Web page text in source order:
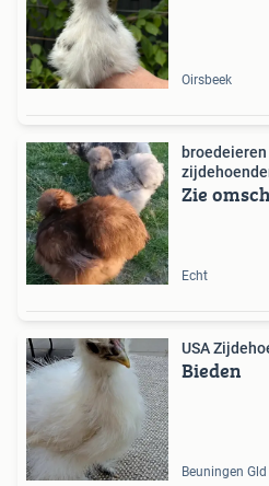
Oirsbeek
Zie
Echt
USA
Bieden
Beuningen Gld